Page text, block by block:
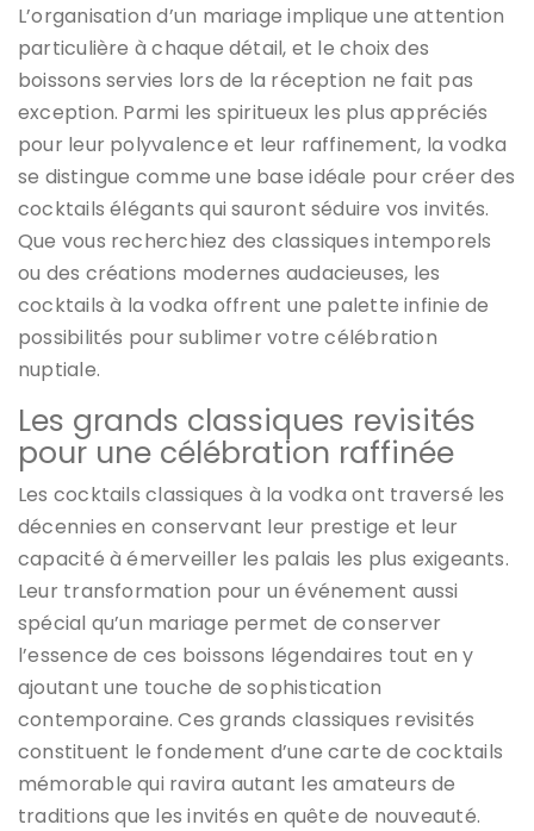
L’organisation d’un mariage implique une attention
particulière à chaque détail, et le choix des
boissons servies lors de la réception ne fait pas
exception. Parmi les spiritueux les plus appréciés
pour leur polyvalence et leur raffinement, la vodka
se distingue comme une base idéale pour créer des
cocktails élégants qui sauront séduire vos invités.
Que vous recherchiez des classiques intemporels
ou des créations modernes audacieuses, les
cocktails à la vodka offrent une palette infinie de
possibilités pour sublimer votre célébration
nuptiale.
Les grands classiques revisités
pour une célébration raffinée
Les cocktails classiques à la vodka ont traversé les
décennies en conservant leur prestige et leur
capacité à émerveiller les palais les plus exigeants.
Leur transformation pour un événement aussi
spécial qu’un mariage permet de conserver
l’essence de ces boissons légendaires tout en y
ajoutant une touche de sophistication
contemporaine. Ces grands classiques revisités
constituent le fondement d’une carte de cocktails
mémorable qui ravira autant les amateurs de
traditions que les invités en quête de nouveauté.